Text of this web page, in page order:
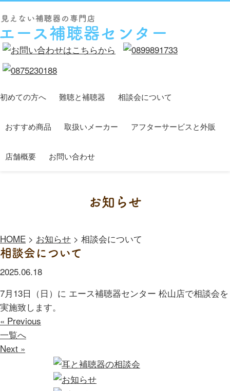
初めての方へ 難聴と補聴器 相談会について
おすすめ商品 取扱いメーカー アフターサービスと外販
店舗概要 お問い合わせ
お知らせ
HOME > お知らせ > 相談会について
相談会について
2025.06.18
7月13日（日）に エース補聴器センター 松山店で相談会を
実施致します。
« Previous
一覧へ
Next »